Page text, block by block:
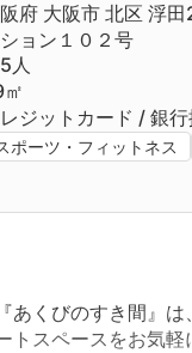
府 大阪市 北区 浮田
ョン１０２号
人
ジットカード / 銀
ポーツ・フィットネス
あくびのすき間』
トスペースをお気軽